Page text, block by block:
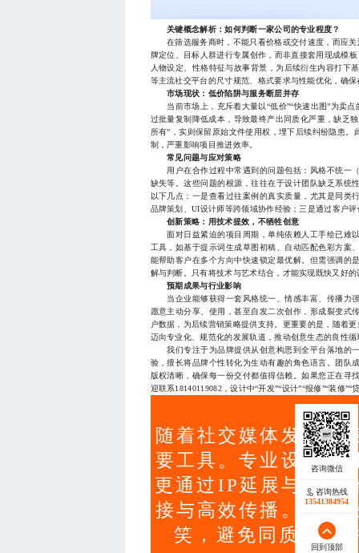
关键概念解析：如何判断一家公司的专业程度？
在筛选服务商时，不能只看价格或交付速度，而应关
牌定位、目标人群进行专属创作，而非直接套用现成模
人物设定、性格特征与故事背景，为后续衍生内容打下
等主流社交平台的尺寸规范、格式要求与性能优化，确
市场现状：低价陷阱与服务断层并存
当前市场上，充斥着大量以“低价”“快速出图”为卖点
过批量复制降低成本，导致最终产出同质化严重，缺乏
所有”，实则保留原始文件使用权，埋下后续纠纷隐患
制，严重影响项目推进效率。
常见问题与应对策略
用户在合作过程中常遇到的问题包括：风格不统一
缺失等。这些问题的根源，往往在于设计团队缺乏系统
以下几点：一是查看过往案例的真实质量，尤其是同
品牌策划、UI设计师等跨领域协作经验；三是通过客户
创新策略：用技术提效，不牺牲创意
面对日益紧迫的项目周期，单纯依赖人工手绘已难
工具，如基于提示词生成草图初稿、自动匹配色彩方案
能帮助客户在多个方向中快速锁定最优解。但需强调的
解与判断。只有将技术与艺术结合，才能实现既快又好的
预期成果与行业影响
当企业能够获得一套风格统一、情感丰富、传播力
愿意主动分享、使用，甚至自发二次创作，形成裂变式
户数据，为后续营销策略提供支持。更重要的是，随着
迈向专业化、规范化的发展轨道，推动创意生态的良性循
我们专注于为品牌提供从创意构思到全平台落地的
验，擅长将品牌个性转化为生动有趣的角色语言。团队
版权清晰，确保每一份交付都值得信赖。如果您正在寻
迎联系18140119082，设计中“开发”“设计”“报修”“装修
随着社交媒体发展，
要工具。专业设计公
更通过IP延展与多平
接与高效传播。优质
笑，避免同质化陷
咨询热线
13541384954
回到顶部